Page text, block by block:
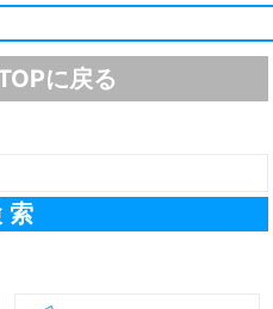
に戻る